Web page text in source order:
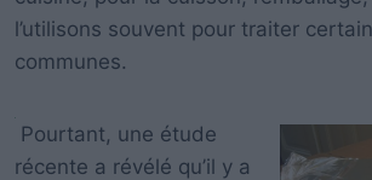
l’utilisons souvent pour traiter
communes.
Pourtant, une étude
récente a révélé qu’il y a